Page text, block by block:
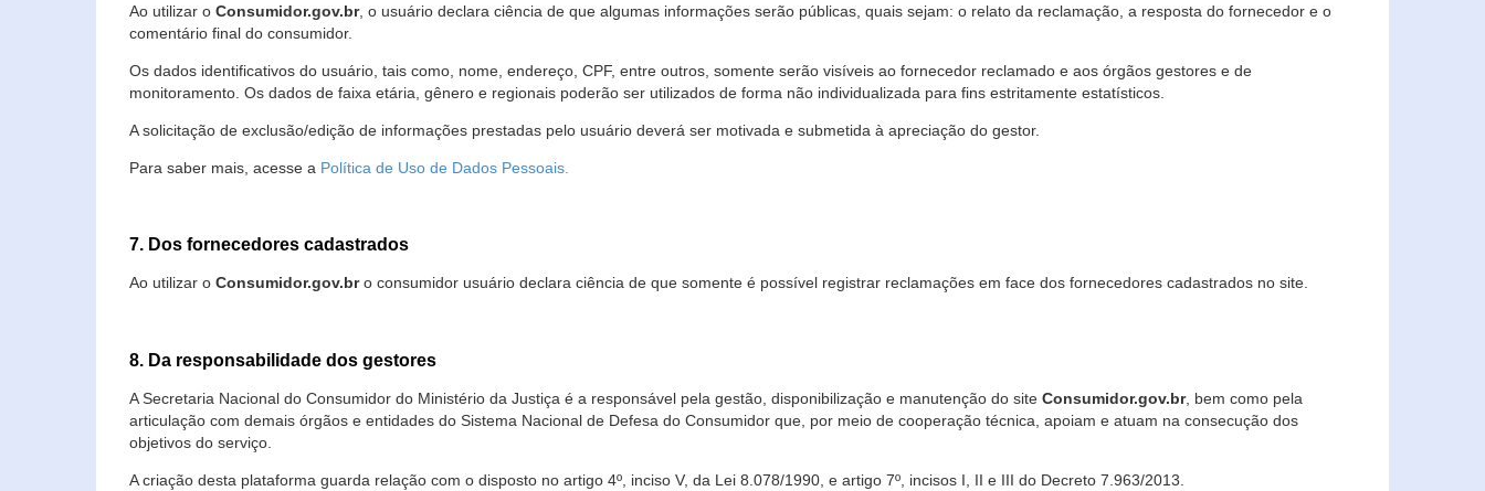
Ao utilizar o Consumidor.gov.br, o usuário declara ciência de que algumas informações serão públicas, quais sejam: o relato da reclamação, a resposta do fornecedor e o
comentário final do consumidor.
Os dados identificativos do usuário, tais como, nome, endereço, CPF, entre outros, somente serão visíveis ao fornecedor reclamado e aos órgãos gestores e de
monitoramento. Os dados de faixa etária, gênero e regionais poderão ser utilizados de forma não individualizada para fins estritamente estatísticos.
A solicitação de exclusão/edição de informações prestadas pelo usuário deverá ser motivada e submetida à apreciação do gestor.
Para saber mais, acesse a Política de Uso de Dados Pessoais.
7. Dos fornecedores cadastrados
Ao utilizar o Consumidor.gov.bro consumidor usuário declara ciência de que somente é possível registrar reclamações em face dos fornecedores cadastrados no site.
8. Da responsabilidade dos gestores
A Secretaria Nacional do Consumidor do Ministério da Justiça é a responsável pela gestão, disponibilização e manutenção do site Consumidor.gov.br, bem como pela
articulação com demais órgãos e entidades do Sistema Nacional de Defesa do Consumidor que, por meio de cooperação técnica, apoiam e atuam na consecução dos
objetivos do serviço.
A criação desta plataforma guarda relação com o disposto no artigo 4º, inciso V, da Lei 8.078/1990, e artigo 7º, incisos I, II e III do Decreto 7.963/2013.